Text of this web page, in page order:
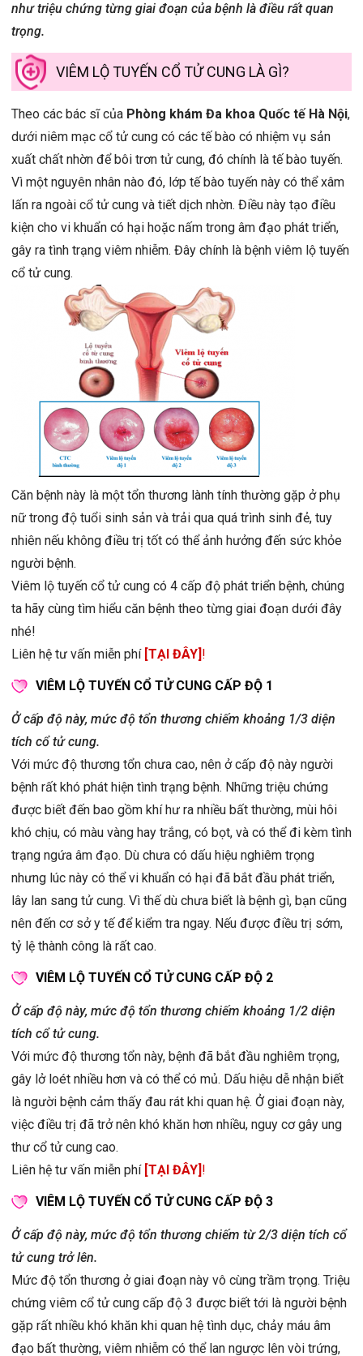
như triệu chứng từng giai đoạn của bệnh là điều rất quan
trọng.
VIÊM LỘ TUYẾN CỔ TỬ CUNG LÀ GÌ?
Theo các bác sĩ của Phòng khám Đa khoa Quốc tế Hà Nội,
dưới niêm mạc cổ tử cung có các tế bào có nhiệm vụ sản
xuất chất nhờn để bôi trơn tử cung, đó chính là tế bào tuyến.
Vì một nguyên nhân nào đó, lớp tế bào tuyến này có thể xâm
lấn ra ngoài cổ tử cung và tiết dịch nhờn. Điều này tạo điều
kiện cho vi khuẩn có hại hoặc nấm trong âm đạo phát triển,
gây ra tình trạng viêm nhiễm. Đây chính là bệnh viêm lộ tuyến
cổ tử cung.
Căn bệnh này là một tổn thương lành tính thường gặp ở phụ
nữ trong độ tuổi sinh sản và trải qua quá trình sinh đẻ, tuy
nhiên nếu không điều trị tốt có thể ảnh hưởng đến sức khỏe
người bệnh.
Viêm lộ tuyến cổ tử cung có 4 cấp độ phát triển bệnh, chúng
ta hãy cùng tìm hiểu căn bệnh theo từng giai đoạn dưới đây
nhé!
Liên hệ tư vấn miễn phí [TẠI ĐÂY] !
VIÊM LỘ TUYẾN CỔ TỬ CUNG CẤP ĐỘ 1
Ở cấp độ này, mức độ tổn thương chiếm khoảng 1/3 diện
tích cổ tử cung.
Với mức độ thương tổn chưa cao, nên ở cấp độ này người
bệnh rất khó phát hiện tình trạng bệnh. Những triệu chứng
được biết đến bao gồm khí hư ra nhiều bất thường, mùi hôi
khó chịu, có màu vàng hay trắng, có bọt, và có thể đi kèm tình
trạng ngứa âm đạo. Dù chưa có dấu hiệu nghiêm trọng
nhưng lúc này có thể vi khuẩn có hại đã bắt đầu phát triển,
lây lan sang tử cung. Vì thế dù chưa biết là bệnh gì, bạn cũng
nên đến cơ sở y tế để kiểm tra ngay. Nếu được điều trị sớm,
tỷ lệ thành công là rất cao.
VIÊM LỘ TUYẾN CỔ TỬ CUNG CẤP ĐỘ 2
Ở cấp độ này, mức độ tổn thương chiếm khoảng 1/2 diện
tích cổ tử cung.
Với mức độ thương tổn này, bệnh đã bắt đầu nghiêm trọng,
gây lở loét nhiều hơn và có thể có mủ. Dấu hiệu dễ nhận biết
là người bệnh cảm thấy đau rát khi quan hệ. Ở giai đoạn này,
việc điều trị đã trở nên khó khăn hơn nhiều, nguy cơ gây ung
thư cổ tử cung cao.
Liên hệ tư vấn miễn phí [TẠI ĐÂY] !
VIÊM LỘ TUYẾN CỔ TỬ CUNG CẤP ĐỘ 3
Ở cấp độ này, mức độ tổn thương chiếm từ 2/3 diện tích cổ
tử cung trở lên.
Mức độ tổn thương ở giai đoạn này vô cùng trầm trọng. Triệu
chứng viêm cổ tử cung cấp độ 3 được biết tới là người bệnh
gặp rất nhiều khó khăn khi quan hệ tình dục, chảy máu âm
đạo bất thường, viêm nhiễm có thể lan ngược lên vòi trứng,